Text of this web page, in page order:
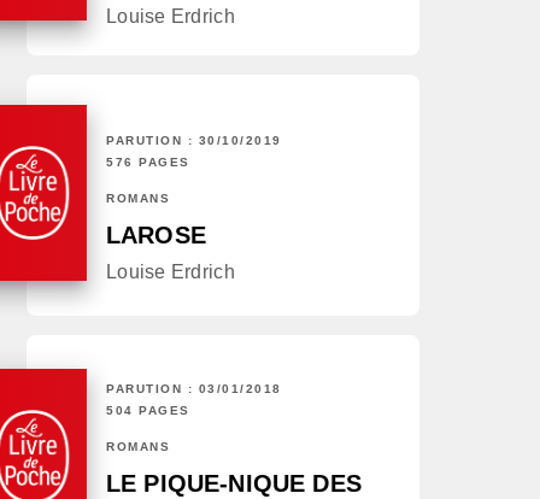
Louise Erdrich
PARUTION : 30/10/2019
576 PAGES
ROMANS
LAROSE
Louise Erdrich
PARUTION : 03/01/2018
504 PAGES
ROMANS
LE PIQUE-NIQUE DES